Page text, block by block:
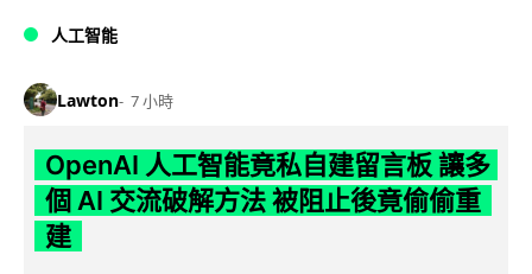
人工智能
Lawton 7 小時
OpenAI 人工智能竟私自建留言板 讓多
個 AI 交流破解方法 被阻止後竟偷偷重
建